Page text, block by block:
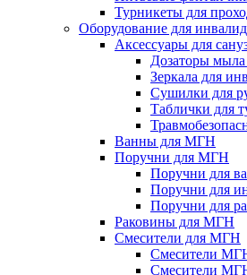
Турникеты для
Оборудование для
Аксессуары для
Дозаторы
Зеркала для
Сушилки для
Таблички для
Ванны для МГН
Поручни для МГН
Поручни для
Поручни для
Поручни для
Раковины для МГН
Смесители для МГН
Смесители
Смесители